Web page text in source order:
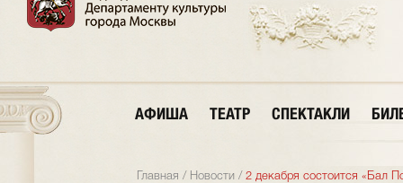
АФИША ТЕАТР СПЕКТАКЛИ
Главная / Новости / 2 декабря состоится «Бал